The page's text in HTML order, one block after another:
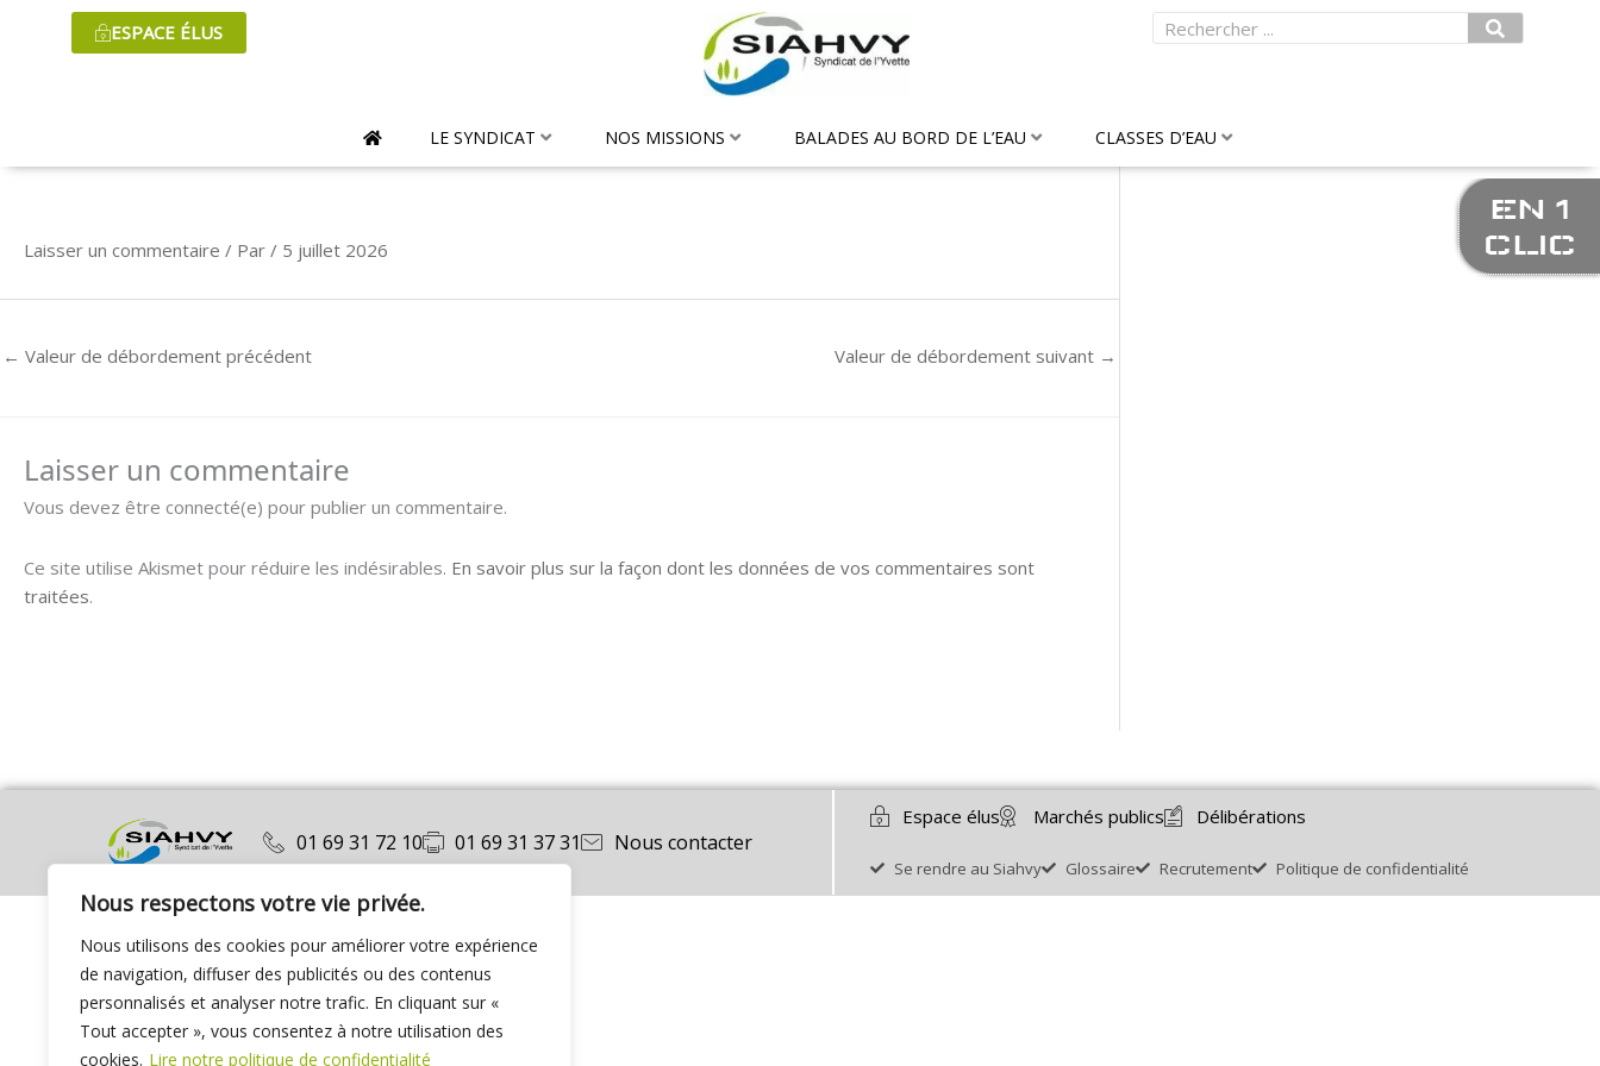
Nous respectons votre vie privée.
Nous utilisons des cookies pour améliorer votre expérience
de navigation, diffuser des publicités ou des contenus
personnalisés et analyser notre trafic. En cliquant sur «
Tout accepter », vous consentez à notre utilisation des
cookies. Lire notre politique de confidentialité
ESPACE ÉLUS Rechercher
LE SYNDICAT NOS MISSIONS BALADES AU BORD DE L’EAU CLASSES D’EAU
Laisser un commentaire / Par / 5 juillet 2026
← Valeur de débordement précédent Valeur de débordement suivant →
Laisser un commentaire
Vous devez être connecté(e) pour publier un commentaire.
Ce site utilise Akismet pour réduire les indésirables. En savoir plus sur la façon dont les données de vos commentaires sont
traitées.
01 69 31 72 10 01 69 31 37 31 Nous contacter
Espace élus Marchés publics Délibérations
Se rendre au Siahvy Glossaire Recrutement Politique de confidentialité
EN 1
CLIC